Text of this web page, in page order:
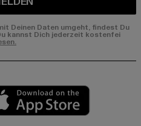
Deinen Daten umgeht, findest Du
kannst Dich jederzeit kostenfei
market